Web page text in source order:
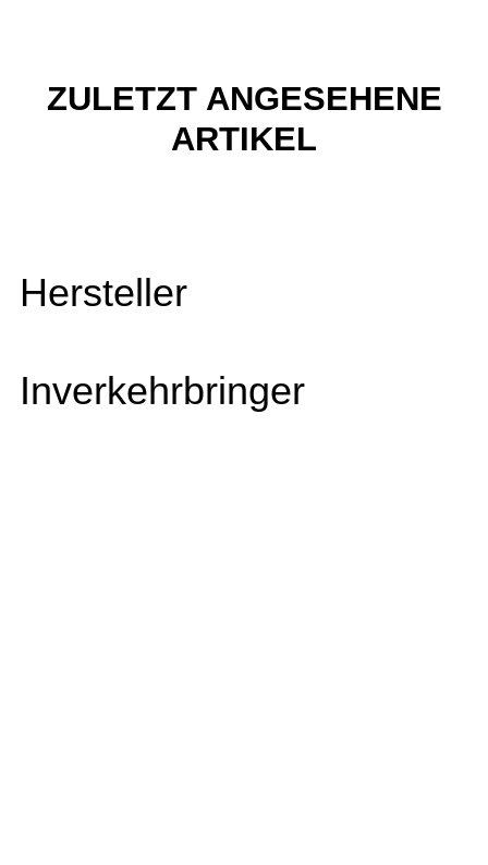
ZULETZT ANGESEHENE
ARTIKEL
Hersteller
Inverkehrbringer